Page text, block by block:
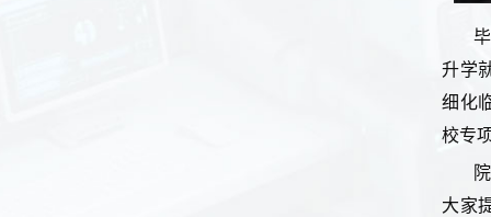
升学
细化
校专
大家